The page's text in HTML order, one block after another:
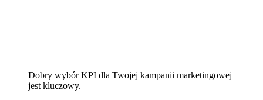
Dobry wybór KPI dla Twojej kampanii marketingowej
jest kluczowy.